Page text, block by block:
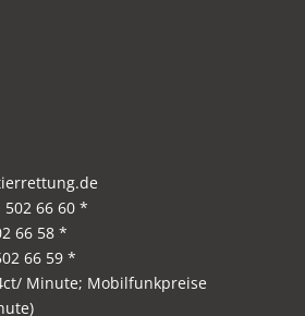
66 60 *
66 58 *
66 59 *
Minute; Mobilfunkpreise